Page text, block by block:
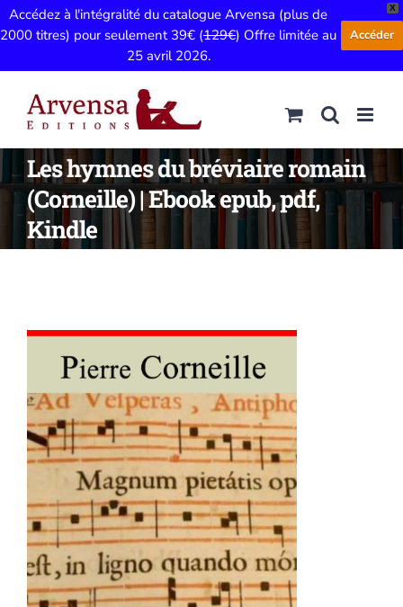
X
Accédez à l'intégralité du catalogue Arvensa (plus de
2000 titres) pour seulement 39€ (129€) Offre limitée au
25 avril 2026.
Accéder
contenu
Les hymnes du bréviaire romain
(Corneille) | Ebook epub, pdf,
Kindle